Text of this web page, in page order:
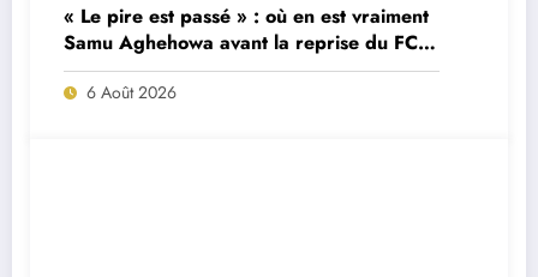
« Le pire est passé » : où en est vraiment
Samu Aghehowa avant la reprise du FC
Porto ?
6 Août 2026